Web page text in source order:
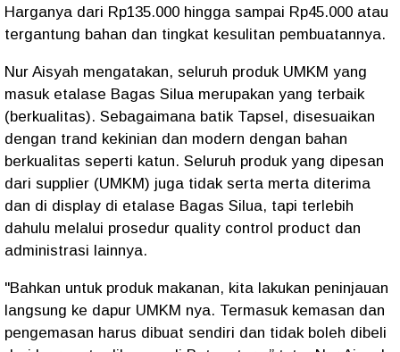
Harganya dari Rp135.000 hingga sampai Rp45.000 atau
tergantung bahan dan tingkat kesulitan pembuatannya.
Nur Aisyah mengatakan, seluruh produk UMKM yang
masuk etalase Bagas Silua merupakan yang terbaik
(berkualitas). Sebagaimana batik Tapsel, disesuaikan
dengan trand kekinian dan modern dengan bahan
berkualitas seperti katun. Seluruh produk yang dipesan
dari supplier (UMKM) juga tidak serta merta diterima
dan di display di etalase Bagas Silua, tapi terlebih
dahulu melalui prosedur quality control product dan
administrasi lainnya.
"Bahkan untuk produk makanan, kita lakukan peninjauan
langsung ke dapur UMKM nya. Termasuk kemasan dan
pengemasan harus dibuat sendiri dan tidak boleh dibeli